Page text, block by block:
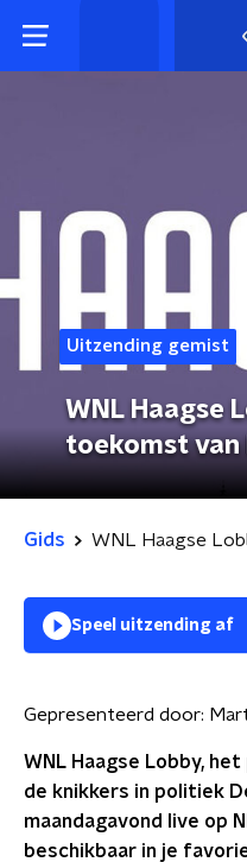
Uitzending gemist
WNL Haagse
toekomst van
Gids
Speel uitzending af
Gepresenteerd door:
WNL Haagse Lobby,
de knikkers in politiek
maandagavond live op
beschikbaar in je